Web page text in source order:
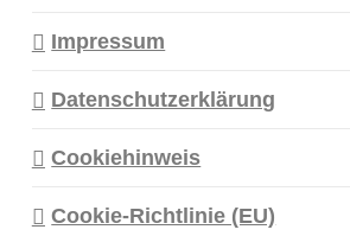
Impressum
Datenschutzerklärung
Cookiehinweis
Cookie-Richtlinie (EU)